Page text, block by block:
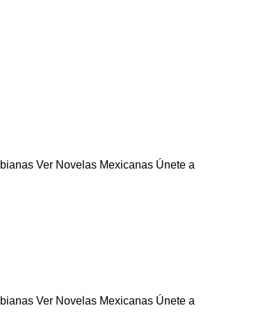
Ver Novelas Mexicanas Únete a
Ver Novelas Mexicanas Únete a